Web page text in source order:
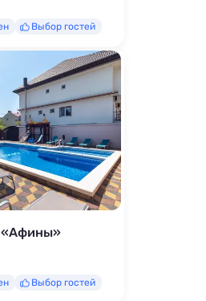
Выбор гостей
«Афины»
Выбор гостей